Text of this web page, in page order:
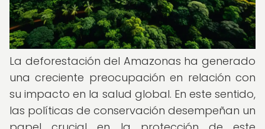
La deforestación del Amazonas ha generado
una creciente preocupación en relación con
su impacto en la salud global. En este sentido,
las políticas de conservación desempeñan un